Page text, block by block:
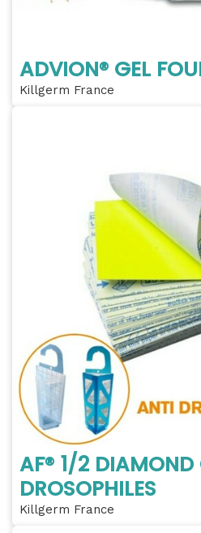
ADVION® GEL
Killgerm France
AF® 1/2 DIAMOND
DROSOPHILES
Killgerm France